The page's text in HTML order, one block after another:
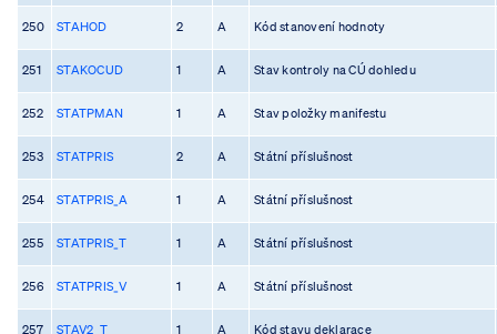
250 STAHOD 2 A Kód stanovení hodnoty
251 STAKOCUD 1 A Stav kontroly na CÚ dohledu
252 STATPMAN 1 A Stav položky manifestu
253 STATPRIS 2 A Státní příslušnost
254 STATPRIS_A 1 A Státní příslušnost
255 STATPRIS_T 1 A Státní příslušnost
256 STATPRIS_V 1 A Státní příslušnost
257 STAV2_T 1 A Kód stavu deklarace